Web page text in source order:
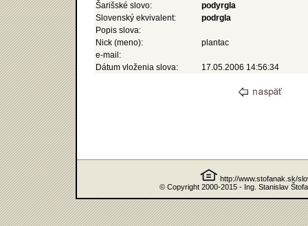
Šarišské slovo:
podyrgla
Slovenský ekvivalent:
podrgla
Popis slova:
Nick (meno):
plantac
e-mail:
Dátum vloženia slova:
17.05.2006 14:56:34
http://www.stofanak.sk/
© Copyright 2000-2015 - Ing. Stanislav